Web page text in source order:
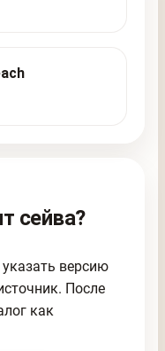
сейва?
версию
После
как